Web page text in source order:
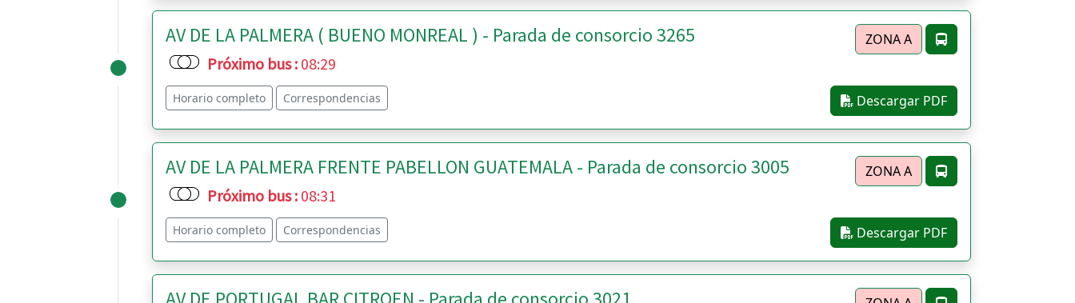
ZONA A
AV DE LA PALMERA ( BUENO MONREAL ) - Parada de consorcio 3265
Próximo bus:08:29
Horario completo Correspondencias Descargar PDF
ZONA A
AV DE LA PALMERA FRENTE PABELLON GUATEMALA - Parada de consorcio 3005
Próximo bus:08:31
Horario completo Correspondencias Descargar PDF